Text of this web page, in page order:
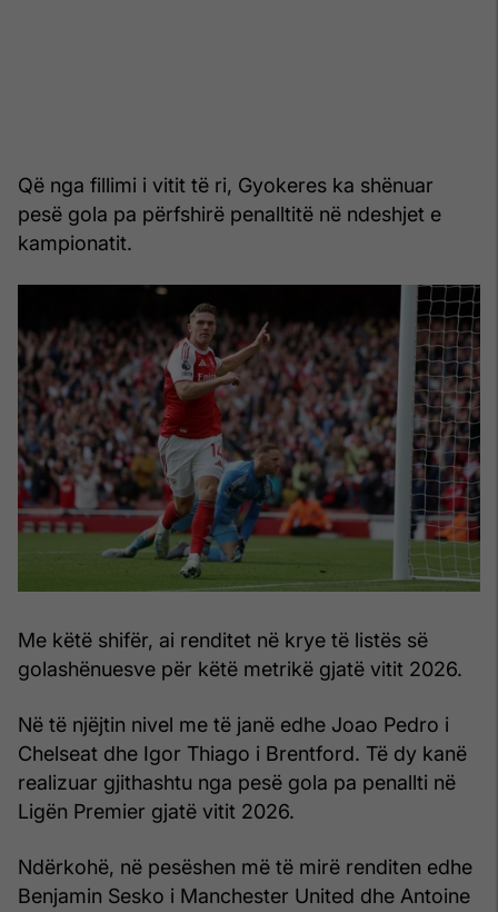
Që nga fillimi i vitit të ri, Gyokeres ka shënuar
pesë gola pa përfshirë penalltitë në ndeshjet e
kampionatit.
Me këtë shifër, ai renditet në krye të listës së
golashënuesve për këtë metrikë gjatë vitit 2026.
Në të njëjtin nivel me të janë edhe Joao Pedro i
Chelseat dhe Igor Thiago i Brentford. Të dy kanë
realizuar gjithashtu nga pesë gola pa penallti në
Ligën Premier gjatë vitit 2026.
Ndërkohë, në pesëshen më të mirë renditen edhe
Benjamin Sesko i Manchester United dhe Antoine